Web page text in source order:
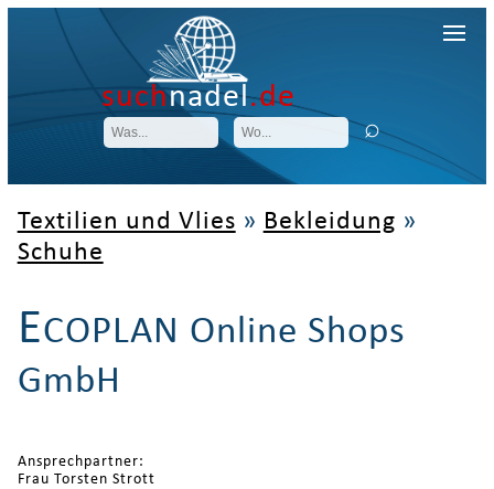
suchnadel.de
Textilien und Vlies » Bekleidung »
Schuhe
ECOPLAN Online Shops
GmbH
Ansprechpartner:
Frau Torsten Strott